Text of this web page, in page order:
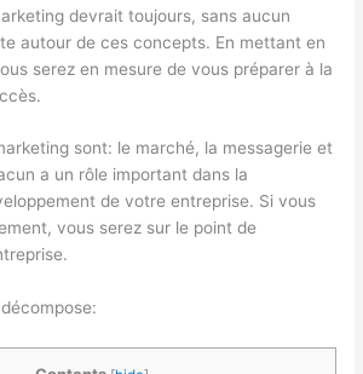
devrait toujours, sans aucun
autour de ces concepts. En mettant en
serez en mesure de vous préparer à la
sont: le marché, la messagerie et
a un rôle important dans la
de votre entreprise. Si vous
vous serez sur le point de